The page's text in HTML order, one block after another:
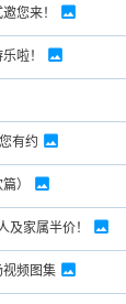
您来！
啦！
有约
）
及家属半价！
视频图集